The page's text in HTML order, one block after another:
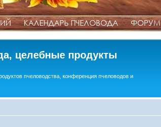
КАЛЕНДАРЬ ПЧЕЛОВОДА ФОРУМ
целебные продукты
пчеловодства, конференция пчеловодов и